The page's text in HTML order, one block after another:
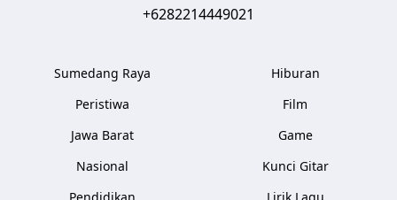
+6282214449021
Sumedang Raya
Peristiwa
Jawa Barat
Nasional
Hiburan
Film
Game
Kunci Gitar